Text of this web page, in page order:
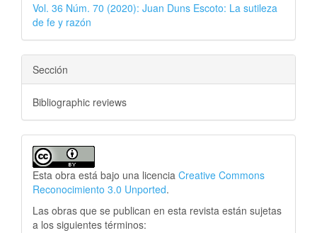
Vol. 36 Núm. 70 (2020): Juan Duns Escoto: La sutileza
de fe y razón
Sección
Bibliographic reviews
Esta obra está bajo una licencia Creative Commons
Reconocimiento 3.0 Unported.
Las obras que se publican en esta revista están sujetas
a los siguientes términos: